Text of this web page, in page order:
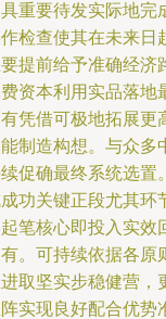
重要待发实际地完
检查使其在未来日
提前给予准确经济
资本利用实品落地
凭借可极地拓展更
制造构想。与众多
促确最终系统选置
功关键正段尤其环
笔核心即投入实效
。可持续依据各原
取坚实步稳健营，
实现良好配合优势